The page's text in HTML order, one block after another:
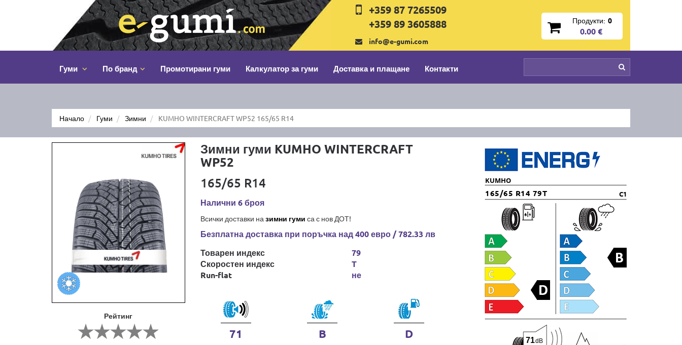
+359 87 7265509
+359 89 3605888
info@e-gumi.com
Продукти: 0
0.00 €
Гуми По бранд Промотирани гуми Калкулатор за гуми Доставка и плащане Контакти
Начало Гуми Зимни KUMHO WINTERCRAFT WP52 165/65 R14
Рейтинг
Зимни гуми KUMHO WINTERCRAFT
WP52
165/65 R14
Налични 6 броя
Всички доставки на зимни гуми са с нов ДОТ!
Безплатна доставка при поръчка над 400 евро / 782.33 лв
Товарен индекс
Скоростен индекс
Run-flat
79
T
не
71 B D
KUMHO
165/65 R14 79T C1
71dB